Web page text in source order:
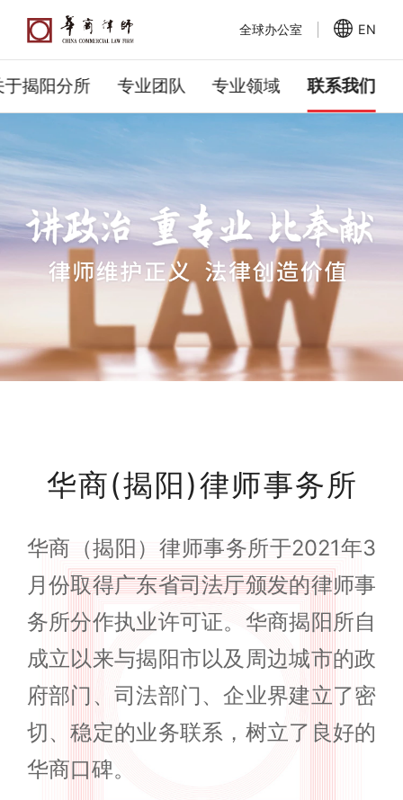
全球办公室 EN
于揭阳分所 专业团队 专业领域 联系我们
华商(揭阳)律师事务所
华商（揭阳）律师事务所于2021年3
月份取得广东省司法厅颁发的律师事
务所分作执业许可证。华商揭阳所自
成立以来与揭阳市以及周边城市的政
府部门、司法部门、企业界建立了密
切、稳定的业务联系，树立了良好的
华商口碑。